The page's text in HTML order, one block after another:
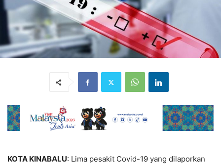
KOTA KINABALU: Lima pesakit Covid-19 yang dilaporkan